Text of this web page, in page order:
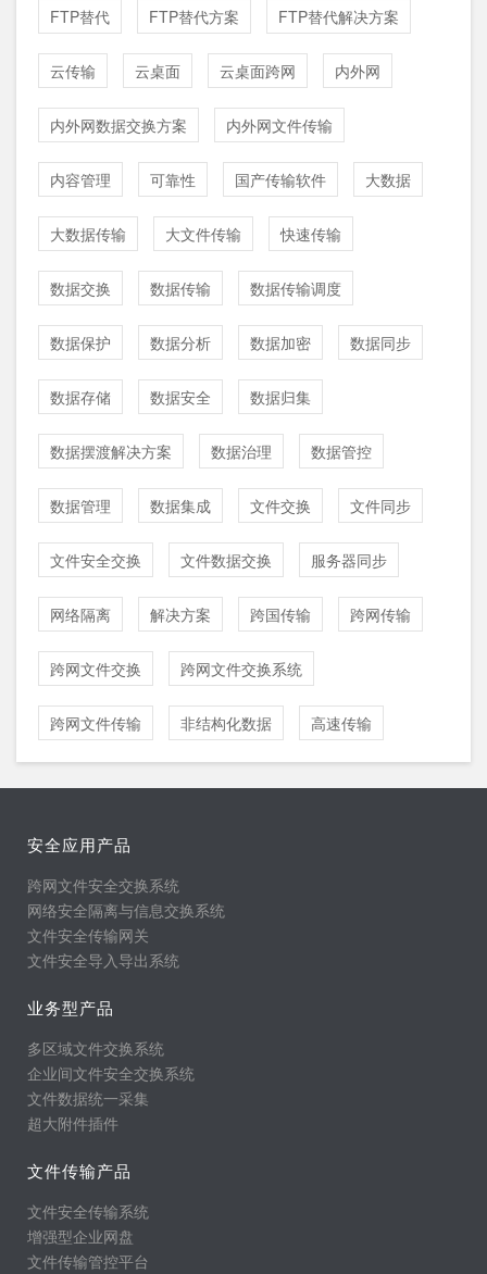
FTP替代 FTP替代方案 FTP替代解决方案
云传输 云桌面 云桌面跨网 内外网
内外网数据交换方案 内外网文件传输
内容管理 可靠性 国产传输软件 大数据
大数据传输 大文件传输 快速传输
数据交换 数据传输 数据传输调度
数据保护 数据分析 数据加密 数据同步
数据存储 数据安全 数据归集
数据摆渡解决方案 数据治理 数据管控
数据管理 数据集成 文件交换 文件同步
文件安全交换 文件数据交换 服务器同步
网络隔离 解决方案 跨国传输 跨网传输
跨网文件交换 跨网文件交换系统
跨网文件传输 非结构化数据 高速传输
安全应用产品
跨网文件安全交换系统
网络安全隔离与信息交换系统
文件安全传输网关
文件安全导入导出系统
业务型产品
多区域文件交换系统
企业间文件安全交换系统
文件数据统一采集
超大附件插件
文件传输产品
文件安全传输系统
增强型企业网盘
文件传输管控平台